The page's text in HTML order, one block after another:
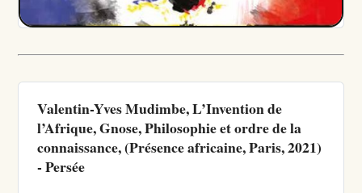
Valentin-Yves Mudimbe, L’Invention de
l’Afrique, Gnose, Philosophie et ordre de la
connaissance, (Présence africaine, Paris, 2021)
- Persée